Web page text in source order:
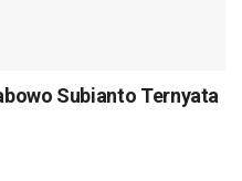
Subianto Ternyata